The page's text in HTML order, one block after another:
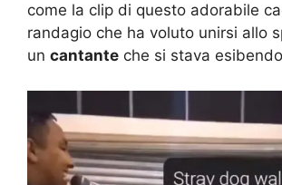
come la clip di questo adorabile
randagio che ha voluto unirsi allo
un cantante che si stava